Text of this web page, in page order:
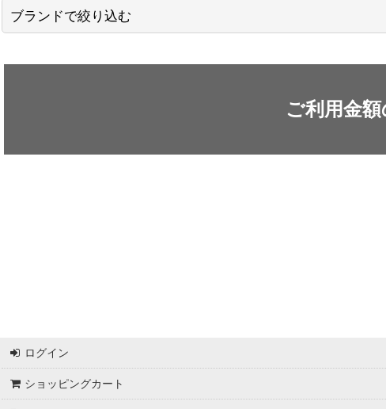
並び順
ブランドで絞り込む
arata / アラタ
UNPARALLEL / アンパラレル
ご利用金
ログイン
ショッピングカート